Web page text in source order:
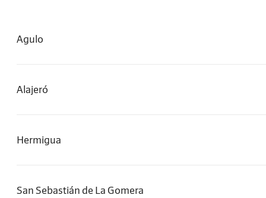
Agulo
Alajeró
Hermigua
San Sebastián de La Gomera